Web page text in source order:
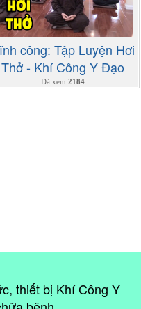
công: Tập Luyện Hơi
Thở - Khí Công Y Đạo
Đã xem2184
thiết bị Khí Công Y